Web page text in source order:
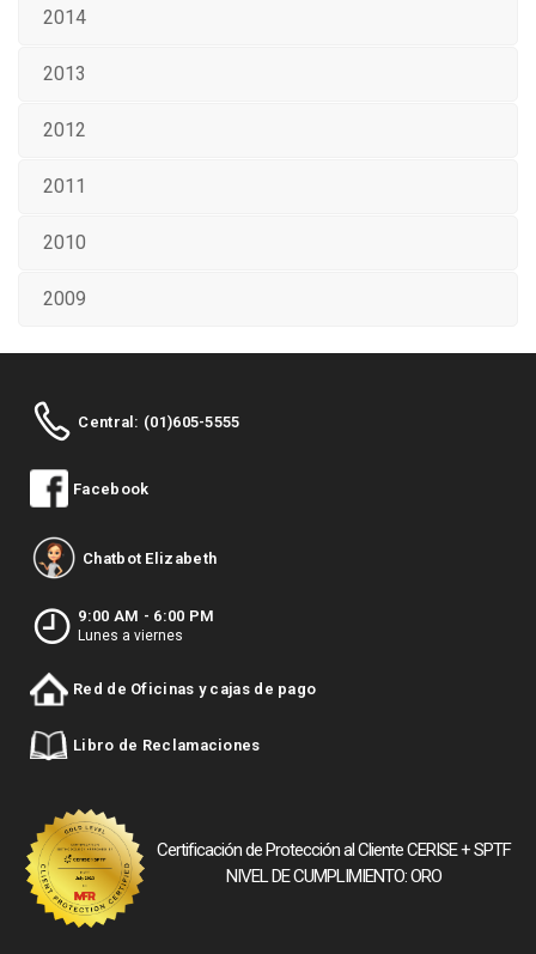
2014
2013
2012
2011
2010
2009
Central: (01)605-5555
Facebook
Chatbot Elizabeth
9:00 AM - 6:00 PM
Lunes a viernes
Red de Oficinas y cajas de pago
Libro de Reclamaciones
Certificación de Protección al Cliente CERISE + SPTF
NIVEL DE CUMPLIMIENTO: ORO